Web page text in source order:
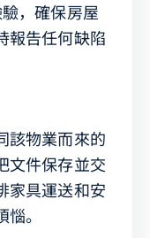
，確保房屋
報告任何缺陷
該物業而來的
文件保存並交
家具運送和安
。